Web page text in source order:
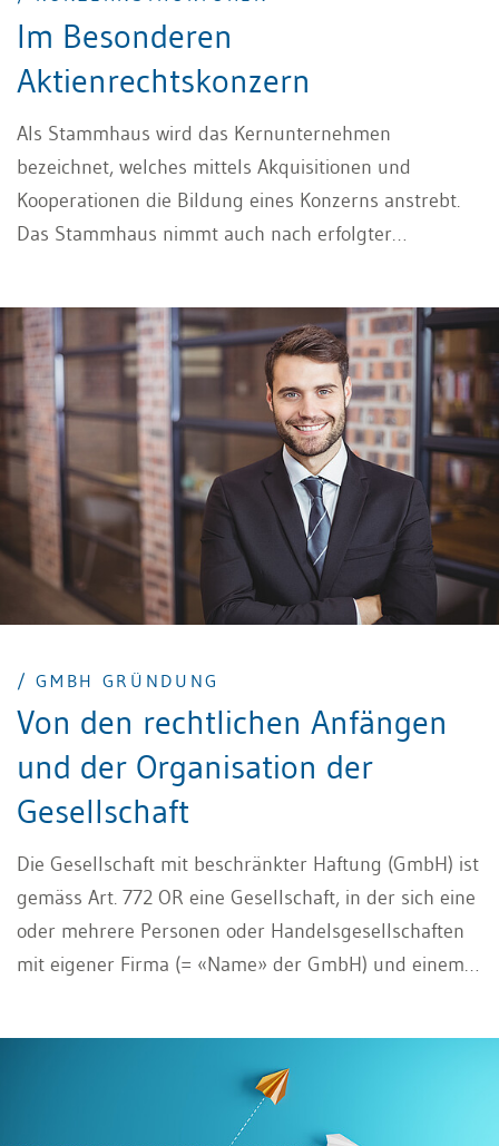
Im Besonderen
Aktienrechtskonzern
Als Stammhaus wird das Kernunternehmen
bezeichnet, welches mittels Akquisitionen und
Kooperationen die Bildung eines Konzerns anstrebt.
Das Stammhaus nimmt auch nach erfolgter
Holding wahr. Konzernstrukturen spielen dabei eine
zentrale Rolle, da bei der Stammhauslösung in der
Regel die älteste Gesellschaft des Ganzen als
Konzernspitze bezeichnet wird.
/ GMBH GRÜNDUNG
Von den rechtlichen Anfängen
und der Organisation der
Gesellschaft
Die Gesellschaft mit beschränkter Haftung (GmbH) ist
gemäss Art. 772 OR eine Gesellschaft, in der sich eine
oder mehrere Personen oder Handelsgesellschaften
mit eigener Firma (= «Name» der GmbH) und einem
unter anderem dadurch aus, dass für ihre
Verbindlichkeiten nur das Gesellschaftsvermögen
haftet. Sie stellt eine Mischform zwischen